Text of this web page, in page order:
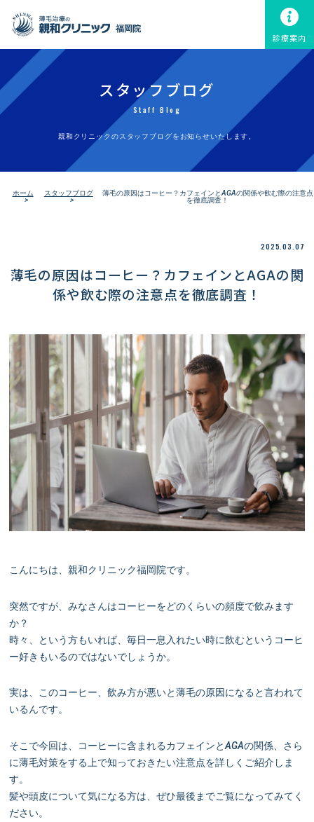
福岡院
診療案内
スタッフブログ
Staff Blog
親和クリニックのスタッフブログをお知らせいたします。
ホーム スタッフブログ 薄毛の原因はコーヒー？カフェインとAGAの関係や飲む際の注意点
を徹底調査！
2025.03.07
薄毛の原因はコーヒー？カフェインとAGAの関
係や飲む際の注意点を徹底調査！
こんにちは、親和クリニック福岡院です。
突然ですが、みなさんはコーヒーをどのくらいの頻度で飲みます
か？
時々、という方もいれば、毎日一息入れたい時に飲むというコーヒ
ー好きもいるのではないでしょうか。
実は、このコーヒー、飲み方が悪いと薄毛の原因になると言われて
いるんです。
そこで今回は、コーヒーに含まれるカフェインとAGAの関係、さら
に薄毛対策をする上で知っておきたい注意点を詳しくご紹介しま
す。
髪や頭皮について気になる方は、ぜひ最後までご覧になってみてく
ださい。